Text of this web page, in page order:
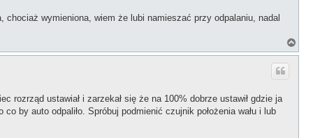
chociaż wymieniona, wiem że lubi namieszać przy odpalaniu, nadal
a
rozrząd ustawiał i zarzekał się że na 100% dobrze ustawił gdzie ja
by auto odpaliło. Spróbuj podmienić czujnik położenia wału i lub